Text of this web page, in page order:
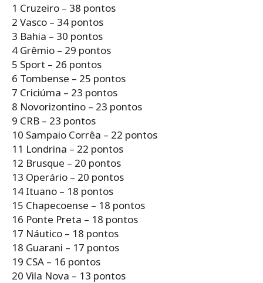
1 Cruzeiro – 38 pontos
2 Vasco – 34 pontos
3 Bahia – 30 pontos
4 Grêmio – 29 pontos
5 Sport – 26 pontos
6 Tombense – 25 pontos
7 Criciúma – 23 pontos
8 Novorizontino – 23 pontos
9 CRB – 23 pontos
10 Sampaio Corrêa – 22 pontos
11 Londrina – 22 pontos
12 Brusque – 20 pontos
13 Operário – 20 pontos
14 Ituano – 18 pontos
15 Chapecoense – 18 pontos
16 Ponte Preta – 18 pontos
17 Náutico – 18 pontos
18 Guarani – 17 pontos
19 CSA – 16 pontos
20 Vila Nova – 13 pontos